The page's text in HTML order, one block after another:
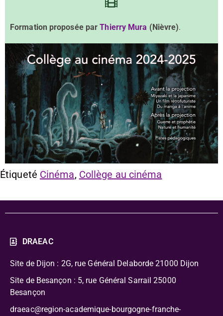
Formation proposée par Thierry Mura (Nièvre).
Étiqueté Cinéma, Collège au cinéma
DRAEAC
Site de Dijon : 2G, rue Général Delaborde 21000 Dijon
Site de Besançon : 5, rue Général Sarrail 25000
Besançon
draeac@region-academique-bourgogne-franche-